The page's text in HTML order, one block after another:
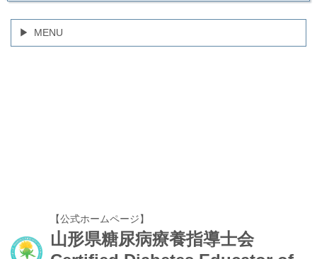
MENU
【公式ホームページ】
山形県糖尿病療養指導士会